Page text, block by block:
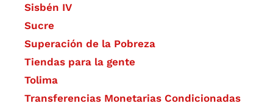
Sisbén IV
Sucre
Superación de la Pobreza
Tiendas para la gente
Tolima
Transferencias Monetarias Condicionadas